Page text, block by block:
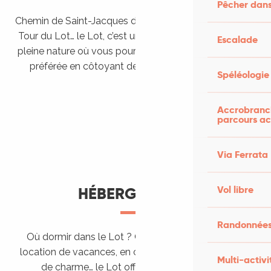
Pêcher
Escalade
Spéléologie
parcours
Via Ferrata
Vol libre
Multi-
Chemin de Saint-Jacques de Compostelle, Véloroutes,
Tour du Lot… le Lot, c’est une véritable destination de
pleine nature où vous pourrez pratiquer votre activité
préférée en côtoyant des paysages grandioses.
HÉBERGEMENTS
Où dormir dans le Lot ? Chez l’habitant, dans une
location de vacances, en camping, ou dans un hôtel
de charme… le Lot offre des hébergements